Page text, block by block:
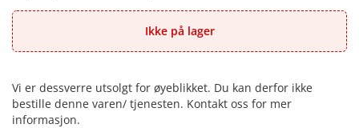
Ikke på lager
Vi er dessverre utsolgt for øyeblikket. Du kan derfor ikke
bestille denne varen/ tjenesten. Kontakt oss for mer
informasjon.